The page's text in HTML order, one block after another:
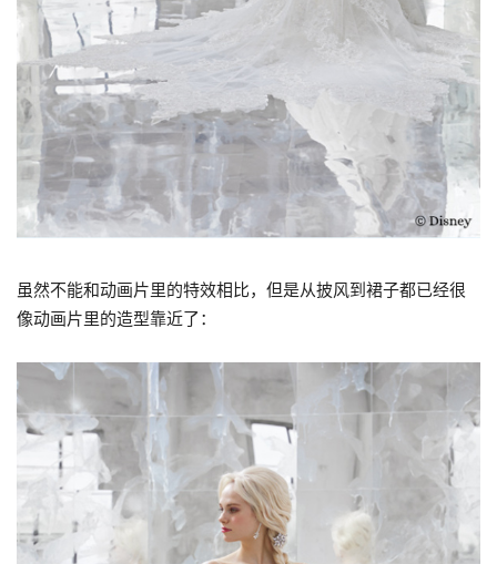
虽然不能和动画片里的特效相比，但是从披风到裙子都已经很
像动画片里的造型靠近了：